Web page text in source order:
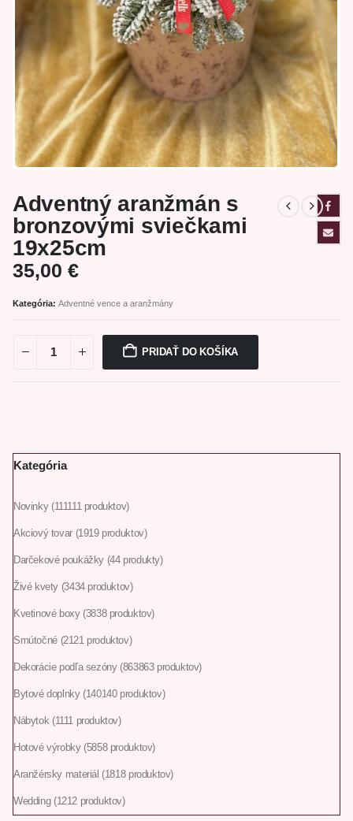
Adventný aranžmán s
bronzovými sviečkami
19x25cm
35,00 €
Kategória: Adventné vence a aranžmány
PRIDAŤ DO KOŠÍKA
Kategória
Novinky 111111 produktov
Akciový tovar 1919 produktov
Darčekové poukážky 44 produkty
Živé kvety 3434 produktov
Kvetinové boxy 3838 produktov
Smútočné 2121 produktov
Dekorácie podľa sezóny 863863 produktov
Bytové doplnky 140140 produktov
Nábytok 1111 produktov
Hotové výrobky 5858 produktov
Aranžérsky materiál 1818 produktov
Wedding 1212 produktov